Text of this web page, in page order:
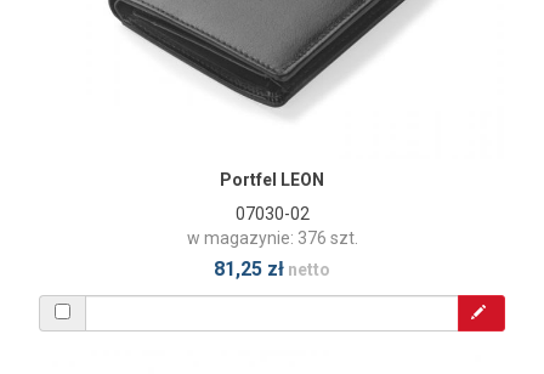
Portfel LEON
07030-02
w magazynie: 376 szt.
81,25 zł netto